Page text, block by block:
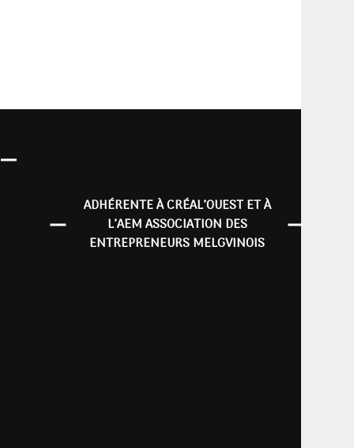
ADHÉRENTE À CRÉAL’OUEST ET À
L’AEM ASSOCIATION DES
ENTREPRENEURS MELGVINOIS